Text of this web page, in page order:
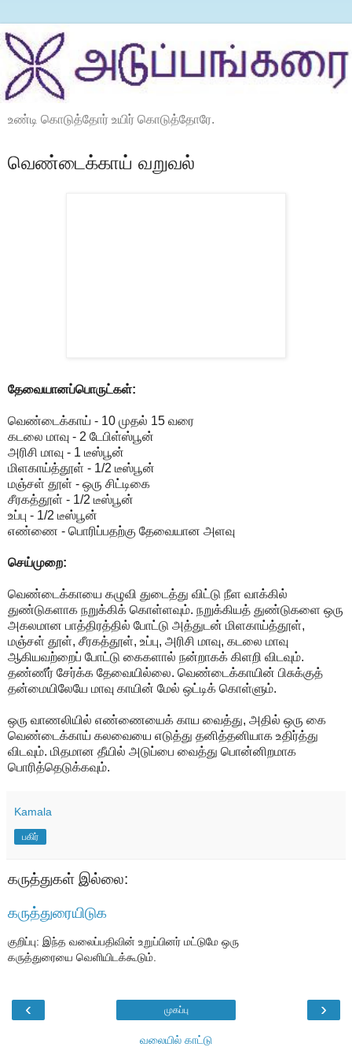
உண்டி கொடுத்தோர் உயிர் கொடுத்தோரே.
வெண்டைக்காய் வறுவல்
தேவையானப்பொருட்கள்:
வெண்டைக்காய் - 10 முதல் 15 வரை
கடலை மாவு - 2 டேபிள்ஸ்பூன்
அரிசி மாவு - 1 டீஸ்பூன்
மிளகாய்த்தூள் - 1/2 டீஸ்பூன்
மஞ்சள் தூள் - ஒரு சிட்டிகை
சீரகத்தூள் - 1/2 டீஸ்பூன்
உப்பு - 1/2 டீஸ்பூன்
எண்ணை - பொரிப்பதற்கு தேவையான அளவு
செய்முறை:
வெண்டைக்காயை கழுவி துடைத்து விட்டு நீள வாக்கில்
துண்டுகளாக நறுக்கிக் கொள்ளவும். நறுக்கியத் துண்டுகளை ஒரு
அகலமான பாத்திரத்தில் போட்டு அத்துடன் மிளகாய்த்தூள்,
மஞ்சள் தூள், சீரகத்தூள், உப்பு, அரிசி மாவு, கடலை மாவு
ஆகியவற்றைப் போட்டு கைகளால் நன்றாகக் கிளறி விடவும்.
தண்ணீர் சேர்க்க தேவையில்லை. வெண்டைக்காயின் பிசுக்குத்
தன்மையிலேயே மாவு காயின் மேல் ஒட்டிக் கொள்ளும்.
ஒரு வாணலியில் எண்ணையைக் காய வைத்து, அதில் ஒரு கை
வெண்டைக்காய் கலவையை எடுத்து தனித்தனியாக உதிர்த்து
விடவும். மிதமான தீயில் அடுப்பை வைத்து பொன்னிறமாக
பொரித்தெடுக்கவும்.
Kamala
பகிர்
கருத்துகள் இல்லை:
கருத்துரையிடுக
குறிப்பு: இந்த வலைப்பதிவின் உறுப்பினர் மட்டுமே ஒரு
கருத்துரையை வெளியிடக்கூடும்.
‹ ›
முகப்பு
வலையில் காட்டு